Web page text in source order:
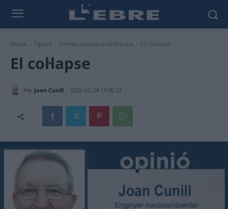
Home Opinió Firmes setmanarilebre.cat El col·lapse
El col·lapse
Per Joan Cunill 2022-02-24 11:00:32